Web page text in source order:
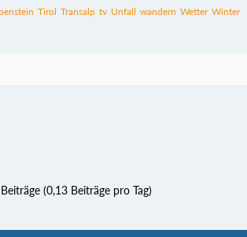
Tirol Transalp tv Unfall wandern Wetter Winter
(0,13 Beiträge pro Tag)